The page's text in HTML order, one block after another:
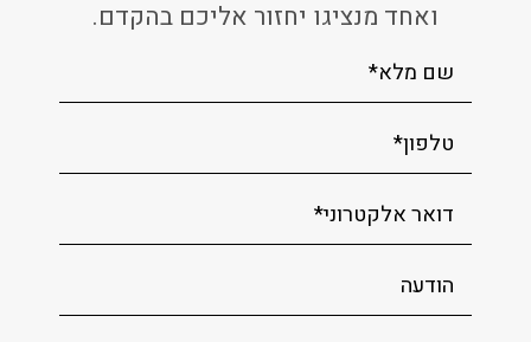
ואחד מנציגו יחזור אליכם בהקדם.